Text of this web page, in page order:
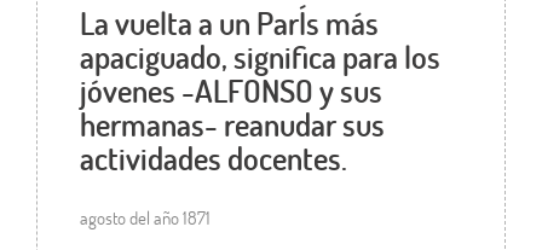
La vuelta a un ParÍs más
apaciguado, significa para los
jóvenes -ALFONSO y sus
hermanas- reanudar sus
actividades docentes.
agosto del año 1871